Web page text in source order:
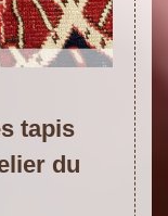
tapis
du